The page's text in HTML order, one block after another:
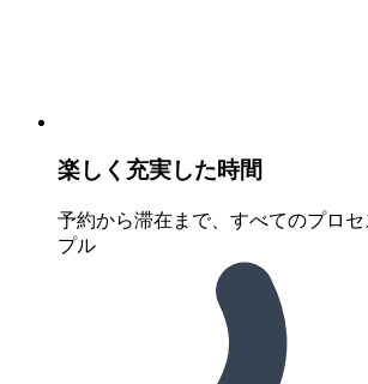
楽しく充実した時間
予約から滞在まで、すべてのプロ
プル